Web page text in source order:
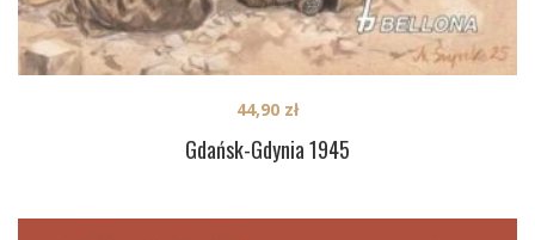
Gdańsk-Gdynia 1945
44,90 zł